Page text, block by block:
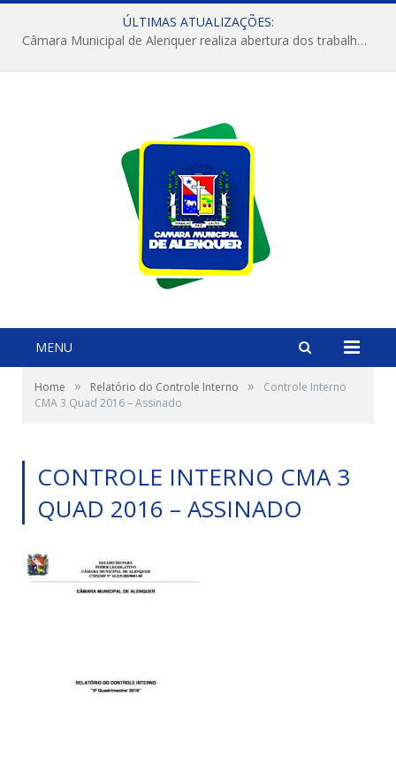
ÚLTIMAS ATUALIZAÇÕES:
Câmara Municipal de Alenquer realiza abertura dos trabalhos do 4º Período Legislativo
MENU
Home » Relatório do Controle Interno »
Controle Interno
CMA 3 Quad 2016 – Assinado
CONTROLE INTERNO CMA 3
QUAD 2016 – ASSINADO